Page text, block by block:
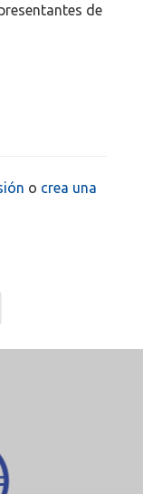
de
o crea una